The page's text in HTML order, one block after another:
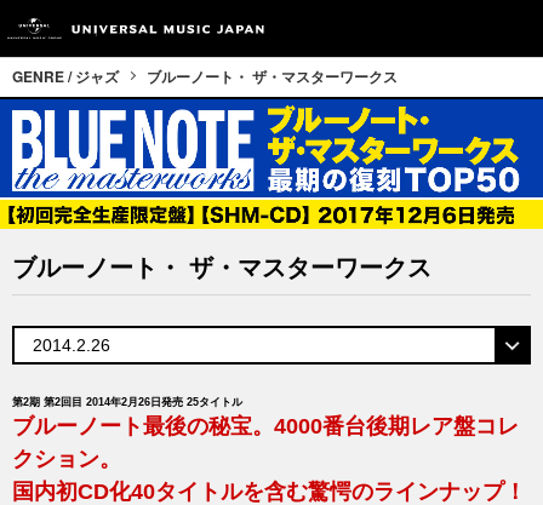
GENRE / ジャズ ブルーノート・ ザ・マスターワークス
ブルーノート・ ザ・マスターワークス
第2期 第2回目 2014年2月26日発売 25タイトル
ブルーノート最後の秘宝。4000番台後期レア盤コレ
クション。
国内初CD化40タイトルを含む驚愕のラインナップ！